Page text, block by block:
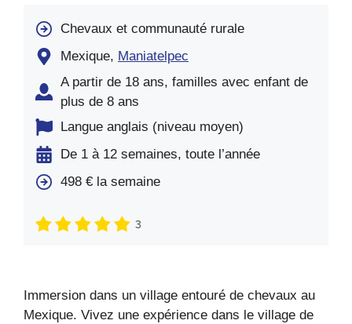
Chevaux et communauté rurale
Mexique, Maniatelpec
A partir de 18 ans, familles avec enfant de
plus de 8 ans
Langue anglais (niveau moyen)
De 1 à 12 semaines, toute l’année
498 € la semaine
3
Immersion dans un village entouré de chevaux au
Mexique. Vivez une expérience dans le village de